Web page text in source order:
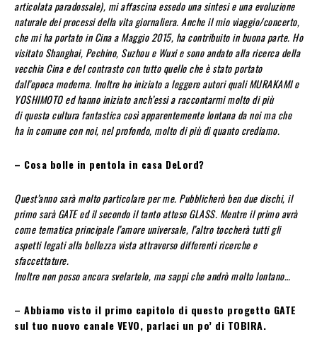
articolata paradossale), mi affascina essedo una sintesi e una evoluzione
naturale dei processi della vita giornaliera. Anche il mio viaggio/concerto,
che mi ha portato in Cina a Maggio 2015, ha contribuito in buona parte. Ho
visitato Shanghai, Pechino, Suzhou e Wuxi e sono andato alla ricerca della
vecchia Cina e del contrasto con tutto quello che è stato portato
dall’epoca moderna. Inoltre ho iniziato a leggere autori quali MURAKAMI e
YOSHIMOTO ed hanno iniziato anch’essi a raccontarmi molto di più
di questa cultura fantastica così apparentemente lontana da noi ma che
ha in comune con noi, nel profondo, molto di più di quanto crediamo.
– Cosa bolle in pentola in casa DeLord?
Quest’anno sarà molto particolare per me. Pubblicherò ben due dischi, il
primo sarà GATE ed il secondo il tanto atteso GLASS. Mentre il primo avrà
come tematica principale l’amore universale, l’altro toccherà tutti gli
aspetti legati alla bellezza vista attraverso differenti ricerche e
sfaccettature.
Inoltre non posso ancora svelartelo, ma sappi che andrò molto lontano…
– Abbiamo visto il primo capitolo di questo progetto GATE
sul tuo nuovo canale VEVO, parlaci un po’ di TOBIRA.